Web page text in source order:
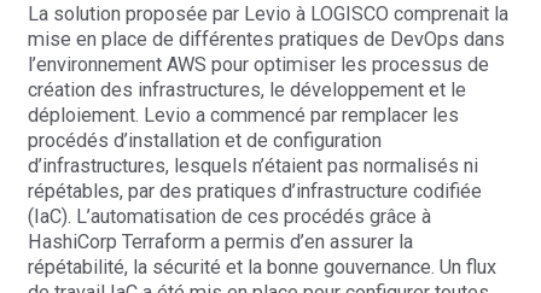
La solution proposée par Levio à LOGISCO comprenait la
mise en place de différentes pratiques de DevOps dans
l’environnement AWS pour optimiser les processus de
création des infrastructures, le développement et le
déploiement. Levio a commencé par remplacer les
procédés d’installation et de configuration
d’infrastructures, lesquels n’étaient pas normalisés ni
répétables, par des pratiques d’infrastructure codifiée
(IaC). L’automatisation de ces procédés grâce à
HashiCorp Terraform a permis d’en assurer la
répétabilité, la sécurité et la bonne gouvernance. Un flux